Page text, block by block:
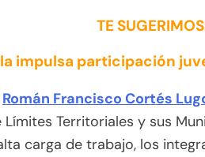
TE
impulsa participación
Román Francisco Cortés
Límites Territoriales y sus
carga de trabajo, los